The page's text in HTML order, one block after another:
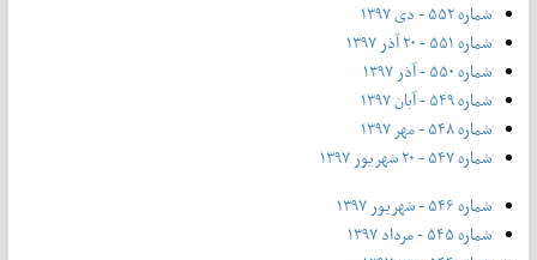
شماره ۵۵۲ - دی ۱۳۹۷
شماره ۵۵۱ - ۲۰ آذر ۱۳۹۷
شماره ۵۵۰ - آذر ۱۳۹۷
شماره ۵۴۹ - آبان ۱۳۹۷
شماره ۵۴۸ - مهر ۱۳۹۷
شماره ۵۴۷ - ۲۰ شهریور ۱۳۹۷
شماره ۵۴۶ - شهریور ۱۳۹۷
شماره ۵۴۵ - مرداد ۱۳۹۷